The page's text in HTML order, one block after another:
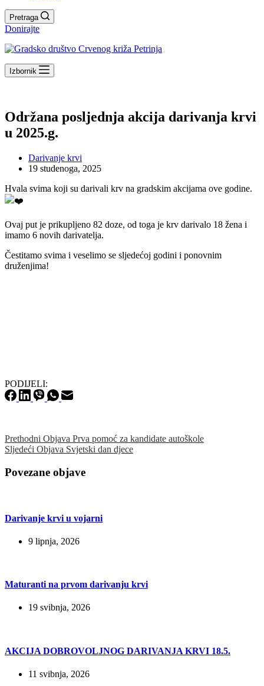
Pretraga
Donirajte
Izbornik
Održana posljednja akcija darivanja krvi
u 2025.g.
Darivanje krvi
19 studenoga, 2025
Hvala svima koji su darivali krv na gradskim akcijama ove godine.
Ovaj put je prikupljeno 82 doze, od toga je krv darivalo 18 žena i
imamo 6 novih darivatelja.
Čestitamo svima i veselimo se sljedećoj godini i ponovnim
druženjima!
PODIJELI:
Prethodni Objava Prva pomoć za kandidate autoškole
Sljedeći Objava Svjetski dan djece
Povezane objave
Darivanje krvi u vojarni
9 lipnja, 2026
Maturanti na prvom darivanju krvi
19 svibnja, 2026
AKCIJA DOBROVOLJNOG DARIVANJA KRVI 18.5.
11 svibnja, 2026